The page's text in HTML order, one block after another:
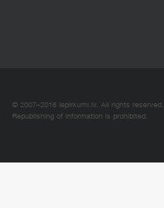
© 2007–2016 Iepirkumi.lv. All rights reserved.
Republishing of information is prohibited.